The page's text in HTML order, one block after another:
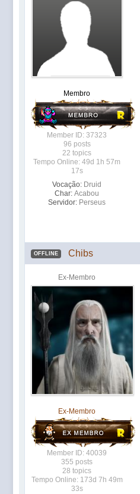
Membro
Member ID: 37323
96 posts
22 topics
Tempo Online: 49d 1h 57m
17s
Vocação: Druid
Char: Acabou
Servidor: Perseus
OFFLINE Chibs
Ex-Membro
Ex-Membro
Member ID: 40039
355 posts
28 topics
Tempo Online: 173d 7h 49m
33s